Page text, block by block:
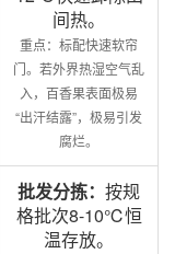
间热。
重点：标配快速软帘
门。若外界热湿空气乱
入，百香果表面极易
“出汗结露”，极易引发
腐烂。
批发分拣： 按规
格批次8-10℃恒
温存放。